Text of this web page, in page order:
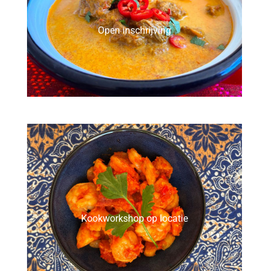
Open inschrijving
Kookworkshop op locatie